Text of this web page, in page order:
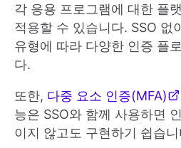
각 응용 프로그램에 대한 플
적용할 수 있습니다. SSO 없
유형에 따라 다양한 인증 플
다.
또한, 다중 요소 인증(MFA)
능은 SSO와 함께 사용하면
이지 않고도 구현하기 쉽습니